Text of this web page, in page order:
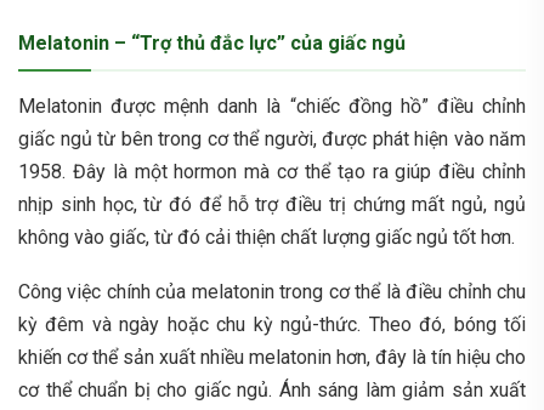
Melatonin – “Trợ thủ đắc lực” của giấc ngủ
Melatonin được mệnh danh là “chiếc đồng hồ” điều chỉnh
giấc ngủ từ bên trong cơ thể người, được phát hiện vào năm
1958. Đây là một hormon mà cơ thể tạo ra giúp điều chỉnh
nhịp sinh học, từ đó để hỗ trợ điều trị chứng mất ngủ, ngủ
không vào giấc, từ đó cải thiện chất lượng giấc ngủ tốt hơn.
Công việc chính của melatonin trong cơ thể là điều chỉnh chu
kỳ đêm và ngày hoặc chu kỳ ngủ-thức. Theo đó, bóng tối
khiến cơ thể sản xuất nhiều melatonin hơn, đây là tín hiệu cho
cơ thể chuẩn bị cho giấc ngủ. Ánh sáng làm giảm sản xuất